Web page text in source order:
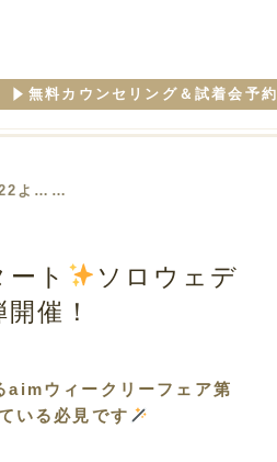
無料カウンセリング＆試着会予約
22よ……
ト
ソロウェデ
催！
ウィークリーフェア第
いる必見です